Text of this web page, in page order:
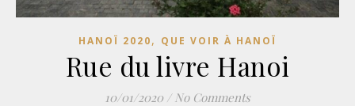
HANOÏ 2020, QUE VOIR À HANOÏ
Rue du livre Hanoi
10/01/2020 / No Comments